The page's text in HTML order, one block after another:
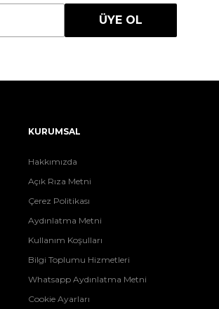
ÜYE OL
KURUMSAL
Hakkımızda
Açık Rıza Metni
Çerez Politikası
Aydınlatma Metni
Kullanım Koşulları
Bilgi Toplumu Hizmetleri
Whatsapp Aydınlatma Metni
Cookie Ayarları